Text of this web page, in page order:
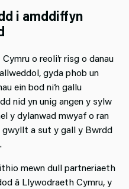
i amddiffyn
o reoli’r risg o danau
gyda phob un
ein bod ni’n gallu
nid yn unig angen y sylw
y dylanwad mwyaf o ran
gwyllt a sut y gall y Bwrdd
mewn dull partneriaeth
â Llywodraeth Cymru, y